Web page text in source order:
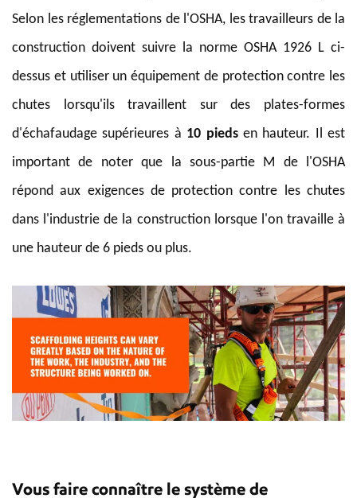
Selon les réglementations de l'OSHA, les travailleurs de la
construction doivent suivre la norme OSHA 1926 L ci-
dessus et utiliser un équipement de protection contre les
chutes lorsqu'ils travaillent sur des plates-formes
d'échafaudage supérieures à 10 piedsen hauteur. Il est
important de noter que la sous-partie M de l'OSHA
répond aux exigences de protection contre les chutes
dans l'industrie de la construction lorsque l'on travaille à
une hauteur de 6 pieds ou plus.
Vous faire connaître le système de